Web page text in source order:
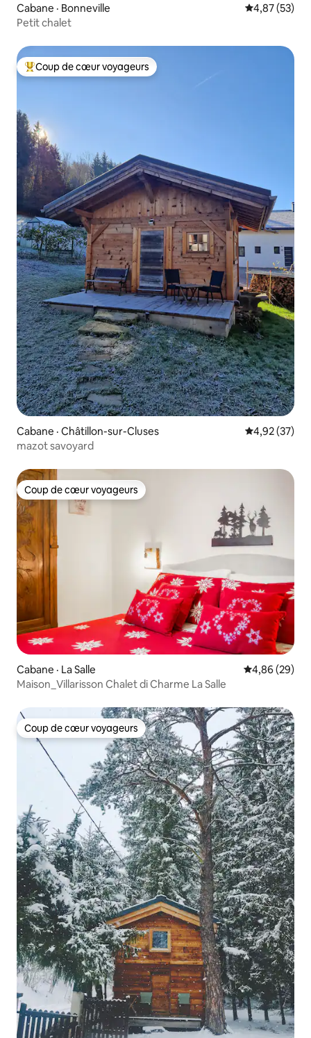
Cabane · Bonneville Note
4,87 (53)
Petit chalet
Coup de cœur voyageurs parmi les plus aimés
Coup de cœur voyageurs
Cabane · Châtillon-sur-Cluses Note
4,92 (37)
mazot savoyard
Coup de cœur voyageurs
Coup de cœur voyageurs
Cabane · La Salle Note
4,86 (29)
Maison_Villarisson Chalet di Charme La Salle
Coup de cœur voyageurs
Coup de cœur voyageurs